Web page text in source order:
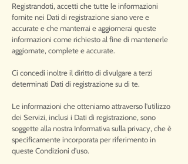
Registrandoti, accetti che tutte le informazioni
fornite nei Dati di registrazione siano vere e
accurate e che manterrai e aggiornerai queste
informazioni come richiesto al fine di mantenerle
aggiornate, complete e accurate.
Ci concedi inoltre il diritto di divulgare a terzi
determinati Dati di registrazione su di te.
Le informazioni che otteniamo attraverso l'utilizzo
dei Servizi, inclusi i Dati di registrazione, sono
soggette alla nostra Informativa sulla privacy, che è
specificamente incorporata per riferimento in
queste Condizioni d'uso.